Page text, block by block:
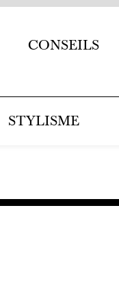
CONSEILS
STYLISME